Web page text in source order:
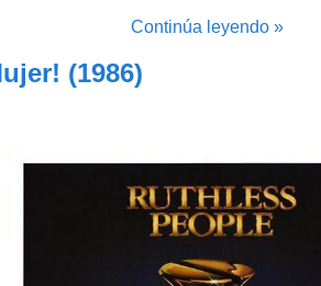
Continúa leyendo »
(1986)